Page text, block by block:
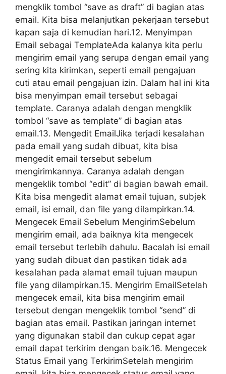
mengklik tombol “save as draft” di bagian atas
email. Kita bisa melanjutkan pekerjaan tersebut
kapan saja di kemudian hari.12. Menyimpan
Email sebagai TemplateAda kalanya kita perlu
mengirim email yang serupa dengan email yang
sering kita kirimkan, seperti email pengajuan
cuti atau email pengajuan izin. Dalam hal ini kita
bisa menyimpan email tersebut sebagai
template. Caranya adalah dengan mengklik
tombol “save as template” di bagian atas
email.13. Mengedit EmailJika terjadi kesalahan
pada email yang sudah dibuat, kita bisa
mengedit email tersebut sebelum
mengirimkannya. Caranya adalah dengan
mengeklik tombol “edit” di bagian bawah email.
Kita bisa mengedit alamat email tujuan, subjek
email, isi email, dan file yang dilampirkan.14.
Mengecek Email Sebelum MengirimSebelum
mengirim email, ada baiknya kita mengecek
email tersebut terlebih dahulu. Bacalah isi email
yang sudah dibuat dan pastikan tidak ada
kesalahan pada alamat email tujuan maupun
file yang dilampirkan.15. Mengirim EmailSetelah
mengecek email, kita bisa mengirim email
tersebut dengan mengeklik tombol “send” di
bagian atas email. Pastikan jaringan internet
yang digunakan stabil dan cukup cepat agar
email dapat terkirim dengan baik.16. Mengecek
Status Email yang TerkirimSetelah mengirim